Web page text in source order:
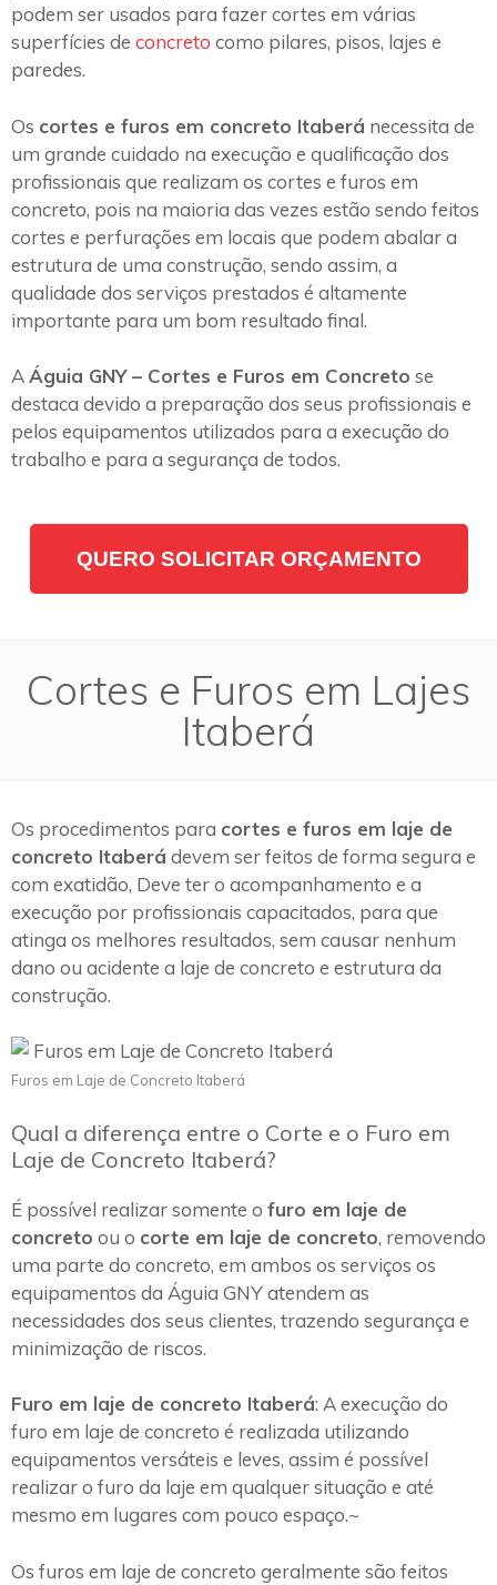
podem ser usados para fazer cortes em várias
superfícies de concreto como pilares, pisos, lajes e
paredes.
Os cortes e furos em concreto Itaberá necessita de
um grande cuidado na execução e qualificação dos
profissionais que realizam os cortes e furos em
concreto, pois na maioria das vezes estão sendo feitos
cortes e perfurações em locais que podem abalar a
estrutura de uma construção, sendo assim, a
qualidade dos serviços prestados é altamente
importante para um bom resultado final.
AÁguia GNY – Cortes e Furos em Concreto se
destaca devido a preparação dos seus profissionais e
pelos equipamentos utilizados para a execução do
trabalho e para a segurança de todos.
QUERO SOLICITAR ORÇAMENTO
Cortes e Furos em Lajes
Itaberá
Os procedimentos para cortes e furos em laje de
concreto Itaberá devem ser feitos de forma segura e
com exatidão, Deve ter o acompanhamento e a
execução por profissionais capacitados, para que
atinga os melhores resultados, sem causar nenhum
dano ou acidente a laje de concreto e estrutura da
construção.
Furos em Laje de Concreto Itaberá
Qual a diferença entre o Corte e o Furo em
Laje de Concreto Itaberá?
É possível realizar somente o furo em laje de
concreto ou o corte em laje de concreto, removendo
uma parte do concreto, em ambos os serviços os
equipamentos da Águia GNY atendem as
necessidades dos seus clientes, trazendo segurança e
minimização de riscos.
Furo em laje de concreto Itaberá: A execução do
furo em laje de concreto é realizada utilizando
equipamentos versáteis e leves, assim é possível
realizar o furo da laje em qualquer situação e até
mesmo em lugares com pouco espaço.~
Os furos em laje de concreto geralmente são feitos